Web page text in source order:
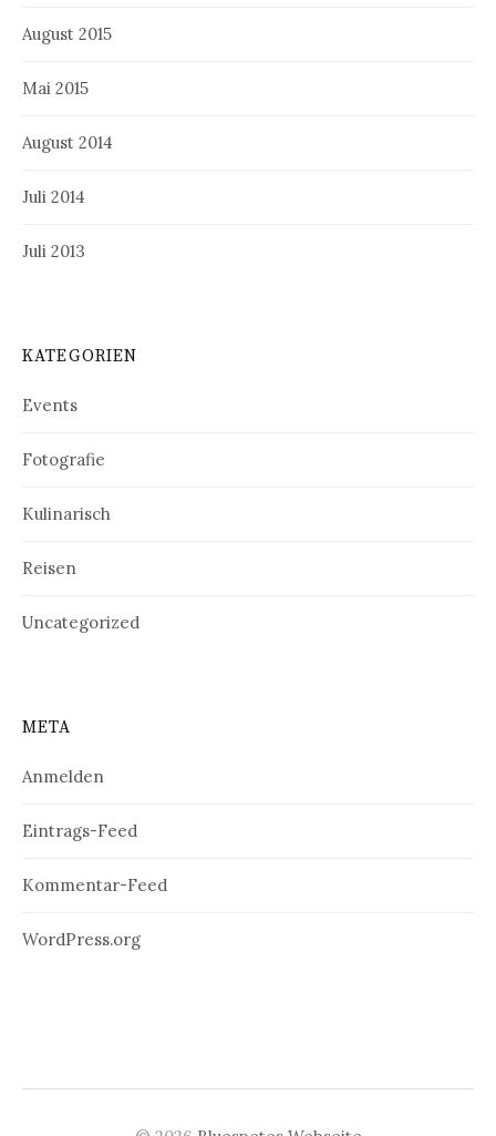
August 2015
Mai 2015
August 2014
Juli 2014
Juli 2013
KATEGORIEN
Events
Fotografie
Kulinarisch
Reisen
Uncategorized
META
Anmelden
Eintrags-Feed
Kommentar-Feed
WordPress.org